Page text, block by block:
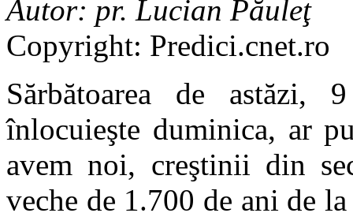
Autor: pr. Lucian Păuleţ
Copyright: Predici.cnet.ro
Sărbătoarea de astăzi,
înlocuieşte duminica, ar
avem noi, creştinii din
veche de 1.700 de ani de